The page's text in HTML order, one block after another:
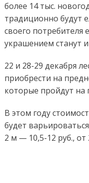
более 14 тыс.
традиционно будут
своего потребителя
украшением станут
22 и 28-29 декабря
приобрести на
которые пройдут на
В этом году
будет
2 м — 10,5-12 руб.,